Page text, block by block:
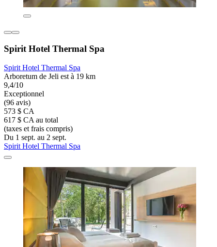
Spirit Hotel Thermal Spa
Spirit Hotel Thermal Spa
Arboretum de Jeli est à 19 km
9,4/10
Exceptionnel
(96 avis)
573 $ CA
617 $ CA au total
(taxes et frais compris)
Du 1 sept. au 2 sept.
Spirit Hotel Thermal Spa